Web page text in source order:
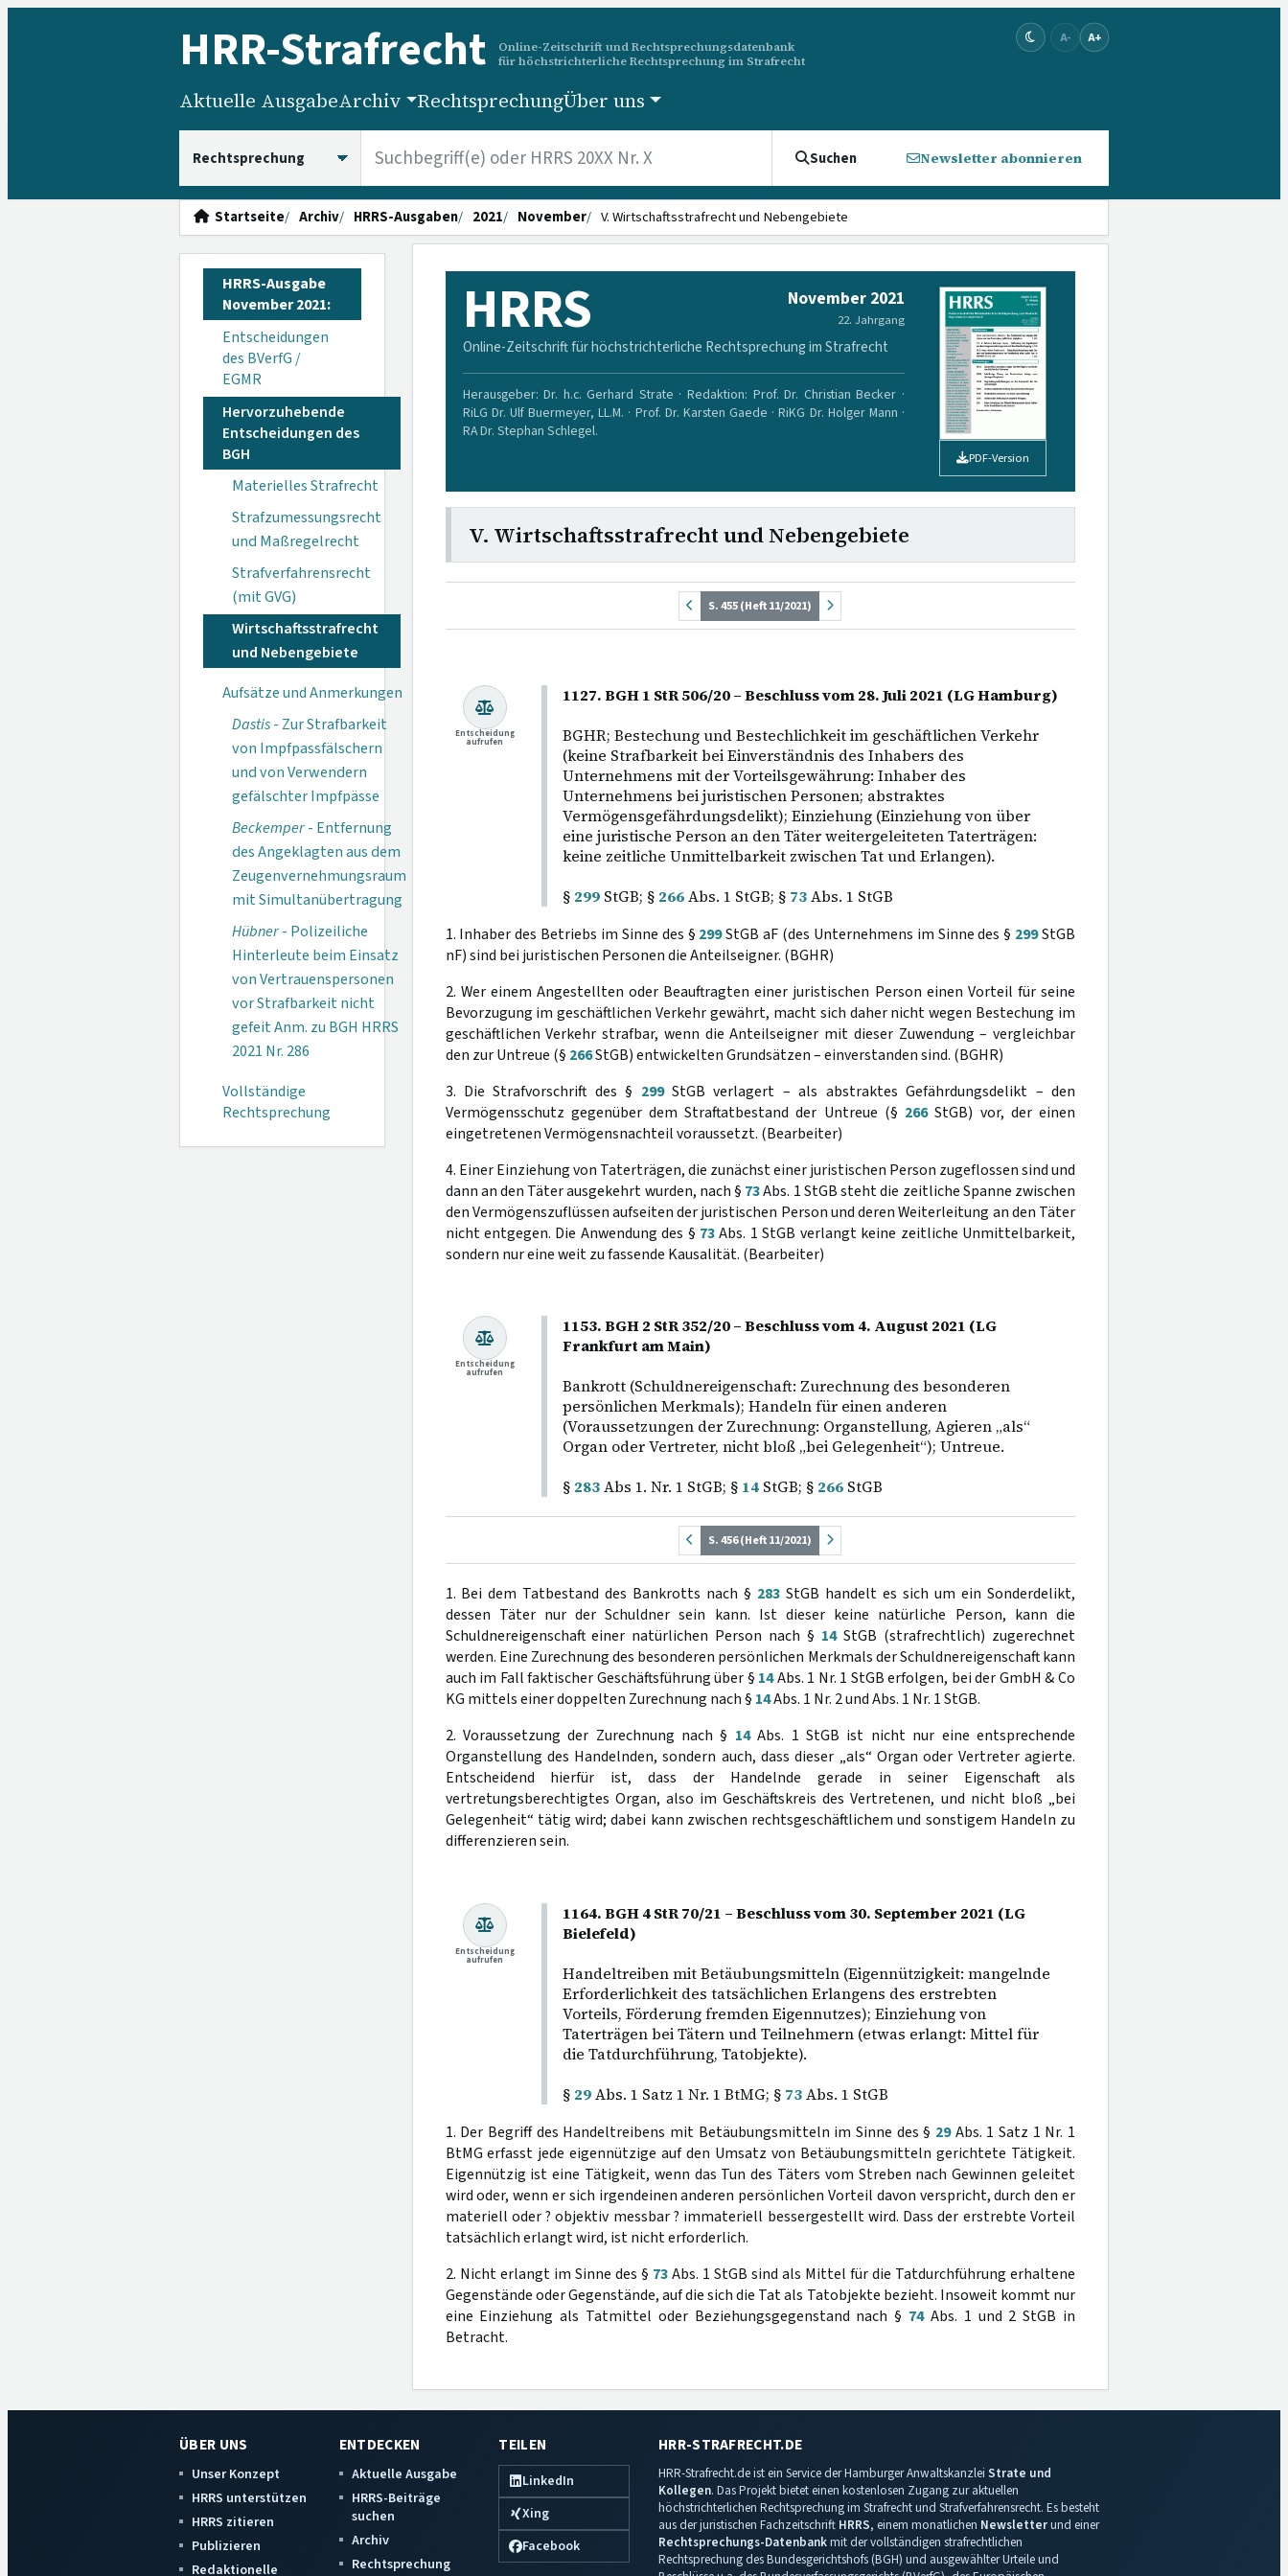
HRR-Strafrecht
Online-Zeitschrift und Rechtsprechungsdatenbank
für höchstrichterliche Rechtsprechung im Strafrecht
A- A+
Aktuelle AusgabeArchiv RechtsprechungÜber uns
Suchen Newsletter abonnieren
Startseite Archiv HRRS-Ausgaben 2021 November V. Wirtschaftsstrafrecht und Nebengebiete
HRRS-Ausgabe
November 2021:
Entscheidungen
des BVerfG /
EGMR
Hervorzuhebende
Entscheidungen des
BGH
Materielles Strafrecht
Strafzumessungsrecht
und Maßregelrecht
Strafverfahrensrecht
(mit GVG)
Wirtschaftsstrafrecht
und Nebengebiete
Aufsätze und Anmerkungen
Dastis- Zur Strafbarkeit
von Impfpassfälschern
und von Verwendern
gefälschter Impfpässe
Beckemper- Entfernung
des Angeklagten aus dem
Zeugenvernehmungsraum
mit Simultanübertragung
Hübner- Polizeiliche
Hinterleute beim Einsatz
von Vertrauenspersonen
vor Strafbarkeit nicht
gefeit Anm. zu BGH HRRS
2021 Nr. 286
Vollständige
Rechtsprechung
HRRS November 2021
22. Jahrgang
Online-Zeitschrift für höchstrichterliche Rechtsprechung im Strafrecht
Herausgeber: Dr. h.c. Gerhard Strate · Redaktion: Prof. Dr. Christian Becker ·
RiLG Dr. Ulf Buermeyer, LL.M. · Prof. Dr. Karsten Gaede · RiKG Dr. Holger Mann ·
RA Dr. Stephan Schlegel.
PDF-Version
V. Wirtschaftsstrafrecht und Nebengebiete
S. 455 (Heft 11/2021)
1127. BGH 1 StR 506/20 – Beschluss vom 28. Juli 2021 (LG Hamburg)
BGHR; Bestechung und Bestechlichkeit im geschäftlichen Verkehr
(keine Strafbarkeit bei Einverständnis des Inhabers des
Unternehmens mit der Vorteilsgewährung: Inhaber des
Unternehmens bei juristischen Personen; abstraktes
Vermögensgefährdungsdelikt); Einziehung (Einziehung von über
eine juristische Person an den Täter weitergeleiteten Taterträgen:
keine zeitliche Unmittelbarkeit zwischen Tat und Erlangen).
§ 299StGB; § 266Abs. 1 StGB; § 73Abs. 1 StGB
Entscheidung
aufrufen
1. Inhaber des Betriebs im Sinne des § 299StGB aF (des Unternehmens im Sinne des § 299StGB
nF) sind bei juristischen Personen die Anteilseigner. (BGHR)
2. Wer einem Angestellten oder Beauftragten einer juristischen Person einen Vorteil für seine
Bevorzugung im geschäftlichen Verkehr gewährt, macht sich daher nicht wegen Bestechung im
geschäftlichen Verkehr strafbar, wenn die Anteilseigner mit dieser Zuwendung – vergleichbar
den zur Untreue (§ 266StGB) entwickelten Grundsätzen – einverstanden sind. (BGHR)
3. Die Strafvorschrift des § 299StGB verlagert – als abstraktes Gefährdungsdelikt – den
Vermögensschutz gegenüber dem Straftatbestand der Untreue (§ 266StGB) vor, der einen
eingetretenen Vermögensnachteil voraussetzt. (Bearbeiter)
4. Einer Einziehung von Taterträgen, die zunächst einer juristischen Person zugeflossen sind und
dann an den Täter ausgekehrt wurden, nach § 73Abs. 1 StGB steht die zeitliche Spanne zwischen
den Vermögenszuflüssen aufseiten der juristischen Person und deren Weiterleitung an den Täter
nicht entgegen. Die Anwendung des § 73Abs. 1 StGB verlangt keine zeitliche Unmittelbarkeit,
sondern nur eine weit zu fassende Kausalität. (Bearbeiter)
1153. BGH 2 StR 352/20 – Beschluss vom 4. August 2021 (LG
Frankfurt am Main)
Bankrott (Schuldnereigenschaft: Zurechnung des besonderen
persönlichen Merkmals); Handeln für einen anderen
(Voraussetzungen der Zurechnung: Organstellung, Agieren „als“
Organ oder Vertreter, nicht bloß „bei Gelegenheit“); Untreue.
§ 283Abs 1. Nr. 1 StGB; § 14StGB; § 266StGB
Entscheidung
aufrufen
S. 456 (Heft 11/2021)
1. Bei dem Tatbestand des Bankrotts nach § 283 StGB handelt es sich um ein Sonderdelikt,
dessen Täter nur der Schuldner sein kann. Ist dieser keine natürliche Person, kann die
Schuldnereigenschaft einer natürlichen Person nach § 14StGB (strafrechtlich) zugerechnet
werden. Eine Zurechnung des besonderen persönlichen Merkmals der Schuldnereigenschaft kann
auch im Fall faktischer Geschäftsführung über § 14Abs. 1 Nr. 1 StGB erfolgen, bei der GmbH & Co
KG mittels einer doppelten Zurechnung nach § 14Abs. 1 Nr. 2 und Abs. 1 Nr. 1 StGB.
2. Voraussetzung der Zurechnung nach § 14Abs. 1 StGB ist nicht nur eine entsprechende
Organstellung des Handelnden, sondern auch, dass dieser „als“ Organ oder Vertreter agierte.
Entscheidend hierfür ist, dass der Handelnde gerade in seiner Eigenschaft als
vertretungsberechtigtes Organ, also im Geschäftskreis des Vertretenen, und nicht bloß „bei
Gelegenheit“ tätig wird; dabei kann zwischen rechtsgeschäftlichem und sonstigem Handeln zu
differenzieren sein.
1164. BGH 4 StR 70/21 – Beschluss vom 30. September 2021 (LG
Bielefeld)
Handeltreiben mit Betäubungsmitteln (Eigennützigkeit: mangelnde
Erforderlichkeit des tatsächlichen Erlangens des erstrebten
Vorteils, Förderung fremden Eigennutzes); Einziehung von
Taterträgen bei Tätern und Teilnehmern (etwas erlangt: Mittel für
die Tatdurchführung, Tatobjekte).
§ 29Abs. 1 Satz 1 Nr. 1 BtMG; § 73Abs. 1 StGB
Entscheidung
aufrufen
1. Der Begriff des Handeltreibens mit Betäubungsmitteln im Sinne des § 29Abs. 1 Satz 1 Nr. 1
BtMG erfasst jede eigennützige auf den Umsatz von Betäubungsmitteln gerichtete Tätigkeit.
Eigennützig ist eine Tätigkeit, wenn das Tun des Täters vom Streben nach Gewinnen geleitet
wird oder, wenn er sich irgendeinen anderen persönlichen Vorteil davon verspricht, durch den er
materiell oder ? objektiv messbar ? immateriell bessergestellt wird. Dass der erstrebte Vorteil
tatsächlich erlangt wird, ist nicht erforderlich.
2. Nicht erlangt im Sinne des § 73Abs. 1 StGB sind als Mittel für die Tatdurchführung erhaltene
Gegenstände oder Gegenstände, auf die sich die Tat als Tatobjekte bezieht. Insoweit kommt nur
eine Einziehung als Tatmittel oder Beziehungsgegenstand nach § 74Abs. 1 und 2 StGB in
Betracht.
ÜBER UNS
Unser Konzept
HRRS unterstützen
HRRS zitieren
Publizieren
Redaktionelle
ENTDECKEN
Aktuelle Ausgabe
HRRS-Beiträge
suchen
Archiv
Rechtsprechung
TEILEN
LinkedIn
Xing
Facebook
HRR-STRAFRECHT.DE
HRR-Strafrecht.de ist ein Service der Hamburger Anwaltskanzlei Strate und
Kollegen. Das Projekt bietet einen kostenlosen Zugang zur aktuellen
höchstrichterlichen Rechtsprechung im Strafrecht und Strafverfahrensrecht. Es besteht
aus der juristischen Fachzeitschrift HRRS, einem monatlichen Newsletterund einer
Rechtsprechungs-Datenbankmit der vollständigen strafrechtlichen
Rechtsprechung des Bundesgerichtshofs (BGH) und ausgewählter Urteile und